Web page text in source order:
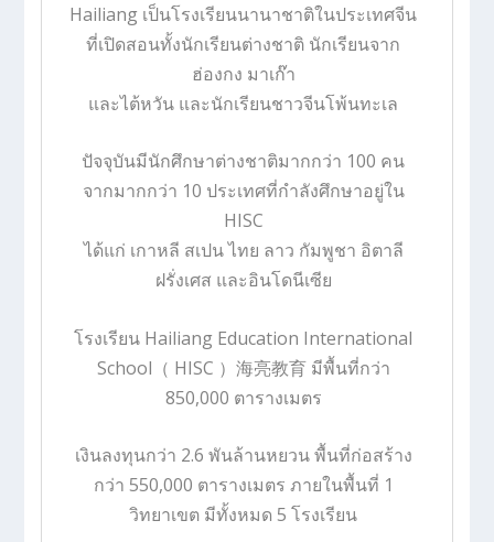
Hailiang เป็นโรงเรียนนานาชาติในประเทศจีน
ที่เปิดสอนทั้งนักเรียนต่างชาติ นักเรียนจาก
ฮ่องกง มาเก๊า
และไต้หวัน และนักเรียนชาวจีนโพ้นทะเล
ปัจจุบันมีนักศึกษาต่างชาติมากกว่า 100 คน
จากมากกว่า 10 ประเทศที่กำลังศึกษาอยู่ใน
HISC
ได้แก่ เกาหลี สเปน ไทย ลาว กัมพูชา อิตาลี
ฝรั่งเศส และอินโดนีเซีย
โรงเรียน Hailiang Education International
School （ HISC ） 海亮教育 มีพื้นที่กว่า
850,000 ตารางเมตร
เงินลงทุนกว่า 2.6 พันล้านหยวนพื้นที่ก่อสร้าง
กว่า 550,000 ตารางเมตร ภายในพื้นที่ 1
วิทยาเขต มีทั้งหมด 5 โรงเรียน